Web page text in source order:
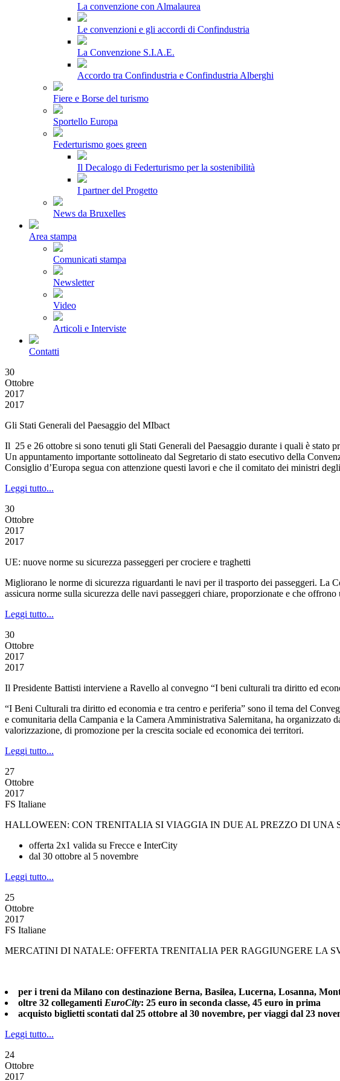
La convenzione con Almalaurea
Le convenzioni e gli accordi di Confindustria
La Convenzione S.I.A.E.
Accordo tra Confindustria e Confindustria Alberghi
Fiere e Borse del turismo
Sportello Europa
Federturismo goes green
Il Decalogo di Federturismo per la sostenibilità
I partner del Progetto
News da Bruxelles
Area stampa
Comunicati stampa
Newsletter
Video
Articoli e Interviste
Contatti
30
Ottobre
2017
2017
Gli Stati Generali del Paesaggio del MIbact
Il 25 e 26 ottobre si sono tenuti gli Stati Generali del Paesaggio durante i quali è stato
Un appuntamento importante sottolineato dal Segretario di stato esecutivo della
Consiglio d’Europa segua con attenzione questi lavori e che il comitato dei ministri
Leggi tutto...
30
Ottobre
2017
2017
UE: nuove norme su sicurezza passeggeri per crociere e traghetti
Migliorano le norme di sicurezza riguardanti le navi per il trasporto dei passeggeri. La
assicura norme sulla sicurezza delle navi passeggeri chiare, proporzionate e che
Leggi tutto...
30
Ottobre
2017
2017
Il Presidente Battisti interviene a Ravello al convegno “I beni culturali tra diritto ed
“I Beni Culturali tra diritto ed economia e tra centro e periferia” sono il tema del
e comunitaria della Campania e la Camera Amministrativa Salernitana, ha
valorizzazione, di promozione per la crescita sociale ed economica dei territori.
Leggi tutto...
27
Ottobre
2017
FS Italiane
HALLOWEEN: CON TRENITALIA SI VIAGGIA IN DUE AL PREZZO DI UNA
offerta 2x1 valida su Frecce e InterCity
dal 30 ottobre al 5 novembre
Leggi tutto...
25
Ottobre
2017
FS Italiane
MERCATINI DI NATALE: OFFERTA TRENITALIA PER RAGGIUNGERE LA
per i treni da Milano con destinazione Berna, Basilea, Lucerna, Losanna,
oltre 32 collegamenti EuroCity: 25 euro in seconda classe, 45 euro in prima
acquisto biglietti scontati dal 25 ottobre al 30 novembre, per viaggi dal 23
Leggi tutto...
24
Ottobre
2017